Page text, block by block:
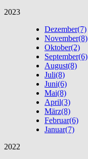
2023
Dezember(7)
November(8)
Oktober(2)
September(6)
August(8)
Juli(8)
Juni(6)
Mai(8)
April(3)
März(8)
Februar(6)
Januar(7)
2022